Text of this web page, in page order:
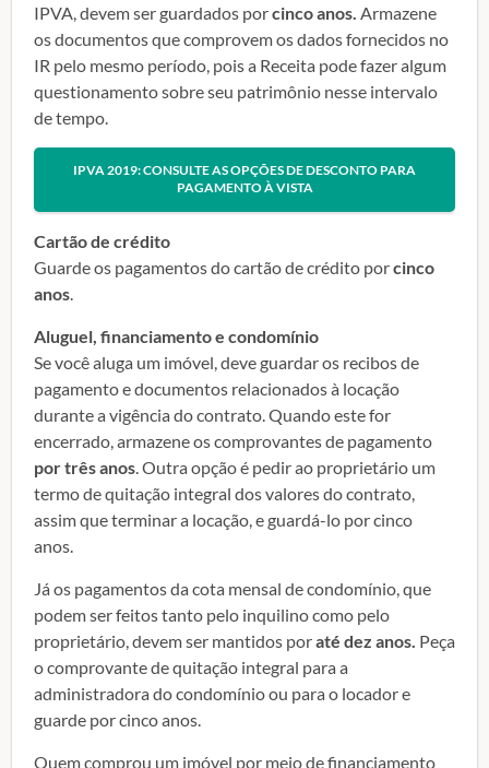
IPVA, devem ser guardados porcinco anos. Armazene
os documentos que comprovem os dados fornecidos no
IR pelo mesmo período, pois a Receita pode fazer algum
questionamento sobre seu patrimônio nesse intervalo
de tempo.
IPVA 2019: CONSULTE AS OPÇÕES DE DESCONTO PARA
PAGAMENTO À VISTA
Cartão de crédito
Guarde os pagamentos do cartão de crédito porcinco
anos.
Aluguel, financiamento e condomínio
Se você aluga um imóvel, deve guardar os recibos de
pagamento e documentos relacionados à locação
durante a vigência do contrato. Quando este for
encerrado, armazene os comprovantes de pagamento
por três anos. Outra opção é pedir ao proprietário um
termo de quitação integral dos valores do contrato,
assim que terminar a locação, e guardá-lo por cinco
anos.
Já os pagamentos da cota mensal de condomínio, que
podem ser feitos tanto pelo inquilino como pelo
proprietário, devem ser mantidos poraté dez anos. Peça
o comprovante de quitação integral para a
administradora do condomínio ou para o locador e
guarde por cinco anos.
Quem comprou um imóvel por meio de financiamento